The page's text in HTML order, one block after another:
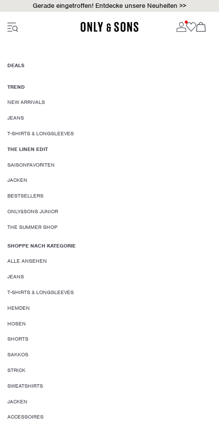
Gerade eingetroffen! Entdecke unsere Neuheiten >>
DEALS
TREND
NEW ARRIVALS
JEANS
T-SHIRTS & LONGSLEEVES
THE LINEN EDIT
SAISONFAVORITEN
JACKEN
BESTSELLERS
ONLY&SONS JUNIOR
THE SUMMER SHOP
SHOPPE NACH KATEGORIE
ALLE ANSEHEN
JEANS
T-SHIRTS & LONGSLEEVES
HEMDEN
HOSEN
SHORTS
SAKKOS
STRICK
SWEATSHIRTS
JACKEN
ACCESSOIRES